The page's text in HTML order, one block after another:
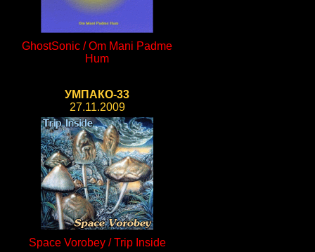
GhostSonic / Om Mani Padme
Hum
УМПАКО-33
27.11.2009
Space Vorobey / Trip Inside